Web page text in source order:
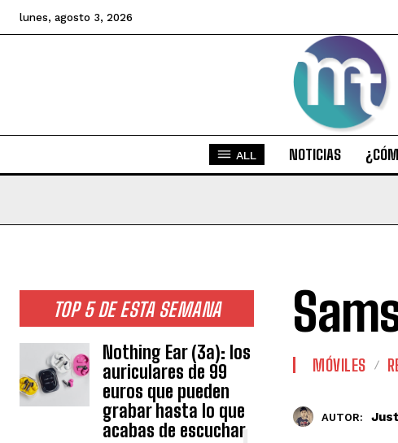
lunes, agosto 3, 2026
ALL NOTICIAS
TOP 5 DE ESTA SEMANA
Nothing Ear (3a): los
auriculares de 99
euros que pueden
grabar hasta lo que
acabas de escuchar
MÓVILES
AUTOR: